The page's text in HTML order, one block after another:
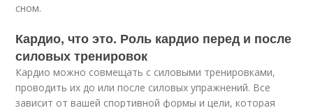
сном.
Кардио, что это. Роль кардио перед и после
силовых тренировок
Кардио можно совмещать с силовыми тренировками,
проводить их до или после силовых упражнений. Все
зависит от вашей спортивной формы и цели, которая